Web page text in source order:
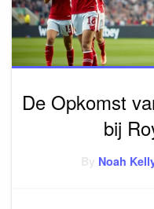
De Opkomst
bij
Noah